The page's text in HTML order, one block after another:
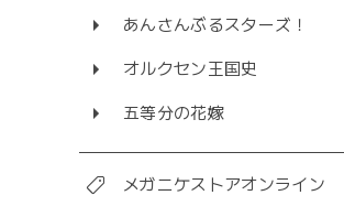
あんさんぶるスターズ！
オルクセン王国史
五等分の花嫁
メガニケストアオンライン